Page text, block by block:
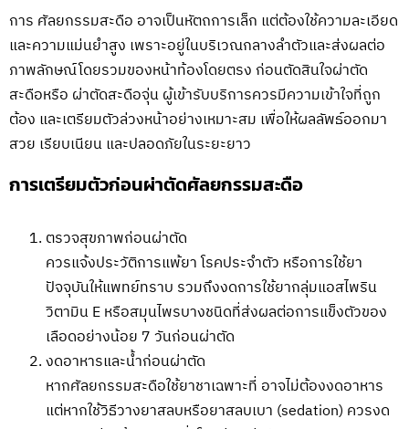
การ ศัลยกรรมสะดือ อาจเป็นหัตถการเล็ก แต่ต้องใช้ความละเอียด
และความแม่นยำสูง เพราะอยู่ในบริเวณกลางลำตัวและส่งผลต่อ
ภาพลักษณ์โดยรวมของหน้าท้องโดยตรง ก่อนตัดสินใจผ่าตัด
สะดือหรือ ผ่าตัดสะดือจุ่น ผู้เข้ารับบริการควรมีความเข้าใจที่ถูก
ต้อง และเตรียมตัวล่วงหน้าอย่างเหมาะสม เพื่อให้ผลลัพธ์ออกมา
สวย เรียบเนียน และปลอดภัยในระยะยาว
การเตรียมตัวก่อนผ่าตัดศัลยกรรมสะดือ
ตรวจสุขภาพก่อนผ่าตัด
ควรแจ้งประวัติการแพ้ยา โรคประจำตัว หรือการใช้ยา
ปัจจุบันให้แพทย์ทราบ รวมถึงงดการใช้ยากลุ่มแอสไพริน
วิตามิน E หรือสมุนไพรบางชนิดที่ส่งผลต่อการแข็งตัวของ
เลือดอย่างน้อย 7 วันก่อนผ่าตัด
งดอาหารและน้ำก่อนผ่าตัด
หากศัลยกรรมสะดือใช้ยาชาเฉพาะที่ อาจไม่ต้องงดอาหาร
แต่หากใช้วิธีวางยาสลบหรือยาสลบเบา (sedation) ควรงด